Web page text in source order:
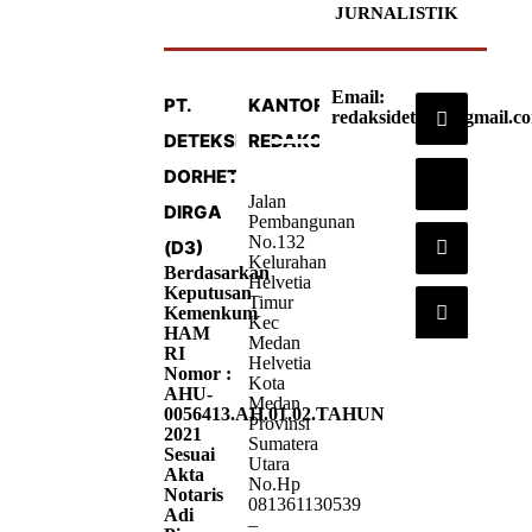
JURNALISTIK
PT.
DETEKSI
DORHETA
DIRGA
(D3)
Berdasarkan
Keputusan
Kemenkum
HAM
RI
Nomor :
AHU-
0056413.AH.01.02.TAHUN
2021
Sesuai
Akta
Notaris
Adi
KANTOR
REDAKSI
Jalan
Pembangunan
No.132
Kelurahan
Helvetia
Timur
Kec
Medan
Helvetia
Kota
Medan
Provinsi
Sumatera
Utara
No.Hp
081361130539
–
Email: